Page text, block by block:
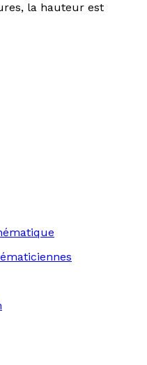
la hauteur est